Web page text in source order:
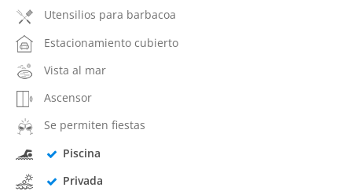
Utensilios para barbacoa
Estacionamiento cubierto
Vista al mar
Ascensor
Se permiten fiestas
Piscina
Privada